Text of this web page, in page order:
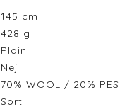
145 cm
428 g
Plain
Nej
70% WOOL / 20%
Sort